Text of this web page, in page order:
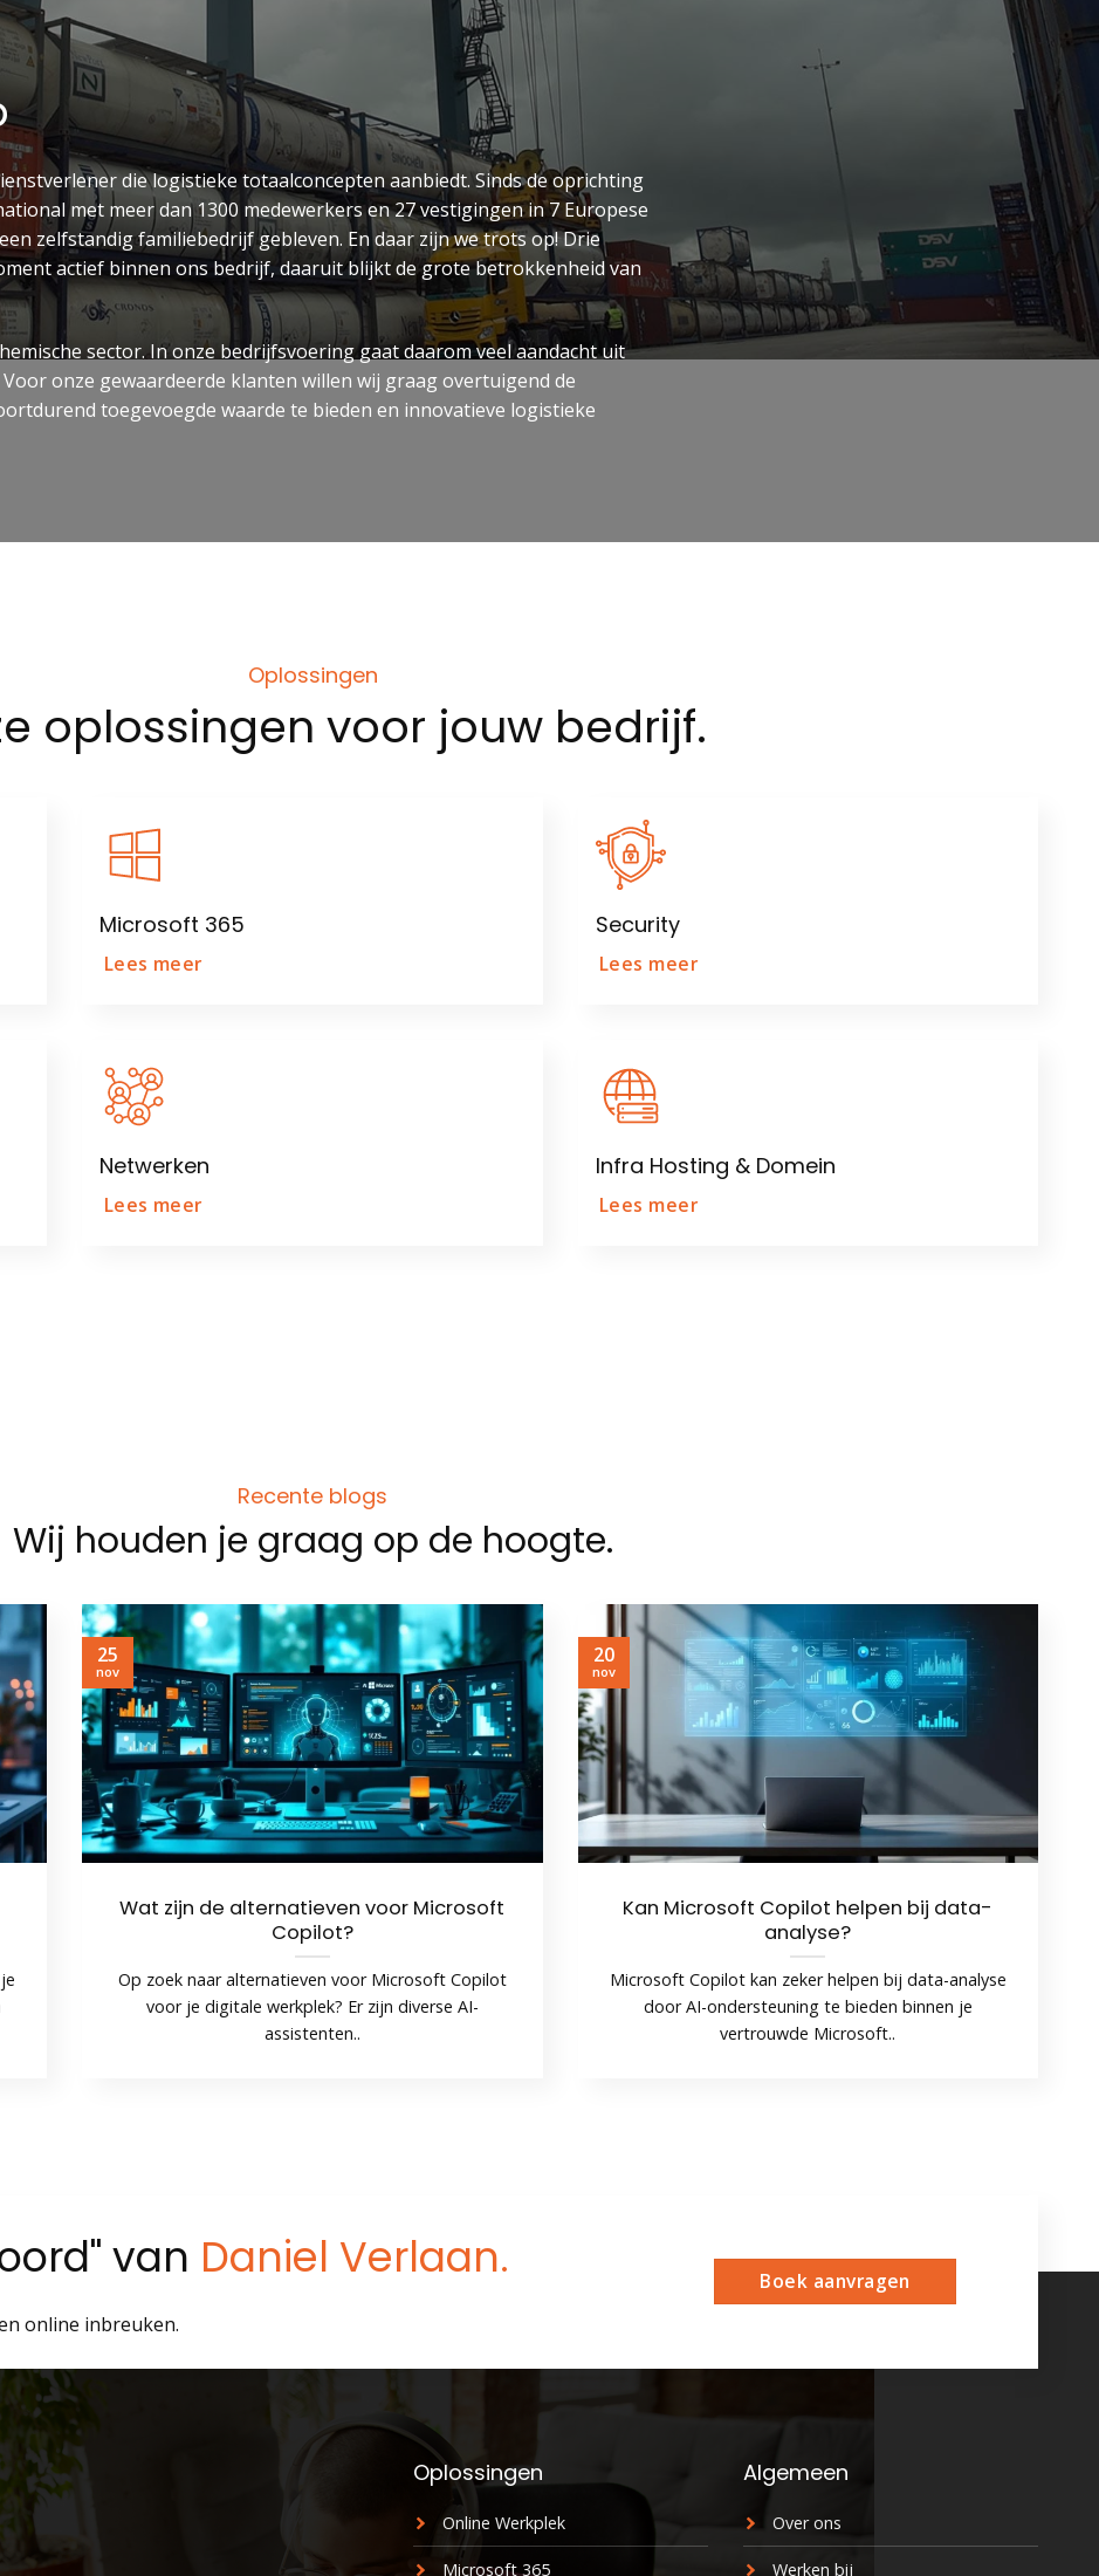
die logistieke totaalconcepten aanbiedt. Sinds de oprichting
met meer dan 1300 medewerkers en 27 vestigingen in 7 Europese
zelfstandig familiebedrijf gebleven. En daar zijn we trots op! Drie
actief binnen ons bedrijf, daaruit blijkt de grote betrokkenheid van
sector. In onze bedrijfsvoering gaat daarom veel aandacht uit
onze gewaardeerde klanten willen wij graag overtuigend de
toegevoegde waarde te bieden en innovatieve logistieke
Oplossingen
oplossingen voor jouw bedrijf.
Microsoft 365
Lees meer
Security
Lees meer
Netwerken
Lees meer
Infra Hosting & Domein
Lees meer
Recente blogs
Wij houden je graag op de hoogte.
Wat zijn de alternatieven voor Microsoft
Copilot?
Op zoek naar alternatieven voor Microsoft Copilot
voor je digitale werkplek? Er zijn diverse AI-
assistenten..
25
nov
Kan Microsoft Copilot helpen bij data-
analyse?
Microsoft Copilot kan zeker helpen bij data-analyse
door AI-ondersteuning te bieden binnen je
vertrouwde Microsoft..
20
nov
van Daniel Verlaan.
online inbreuken.
Boek aanvragen
Oplossingen
Online Werkplek
Microsoft 365
Algemeen
Over ons
Werken bij